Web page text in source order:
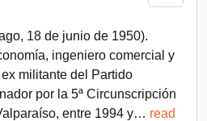
18 de junio de 1950).
ingeniero comercial y
militante del Partido
por la 5ª Circunscripción
entre 1994 y… read